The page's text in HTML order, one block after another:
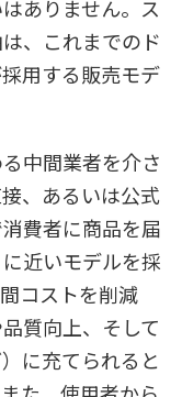
ありません。ス
、これまでのド
用する販売モデ
中間業者を介さ
、あるいは公式
費者に商品を届
近いモデルを採
コストを削減
質向上、そして
に充てられると